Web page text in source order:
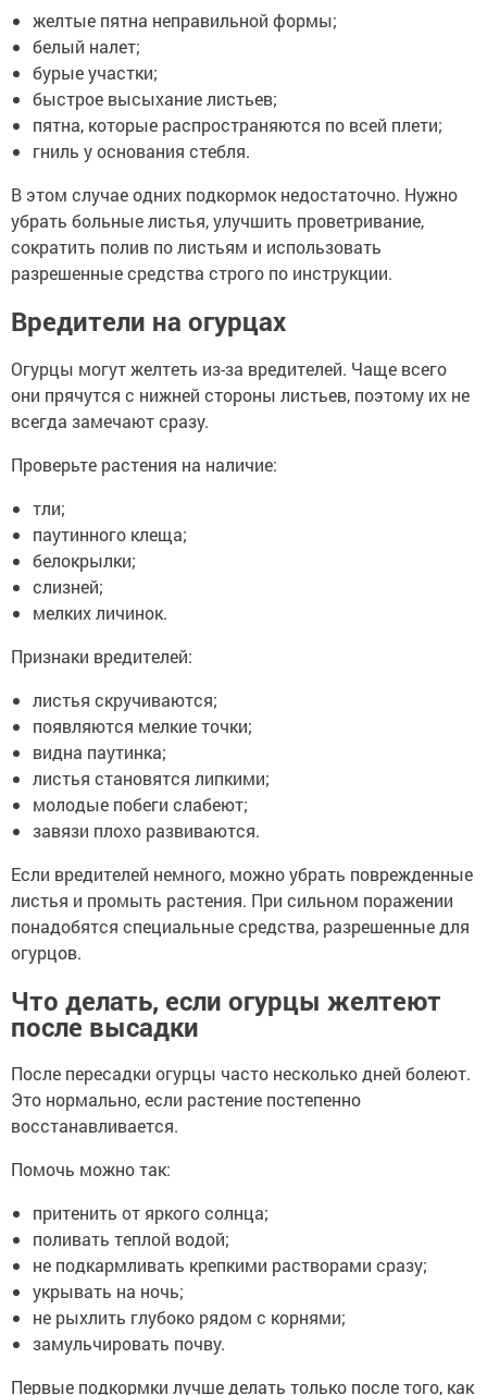
желтые пятна неправильной формы;
белый налет;
бурые участки;
быстрое высыхание листьев;
пятна, которые распространяются по всей плети;
гниль у основания стебля.
В этом случае одних подкормок недостаточно. Нужно
убрать больные листья, улучшить проветривание,
сократить полив по листьям и использовать
разрешенные средства строго по инструкции.
Вредители на огурцах
Огурцы могут желтеть из-за вредителей. Чаще всего
они прячутся с нижней стороны листьев, поэтому их не
всегда замечают сразу.
Проверьте растения на наличие:
тли;
паутинного клеща;
белокрылки;
слизней;
мелких личинок.
Признаки вредителей:
листья скручиваются;
появляются мелкие точки;
видна паутинка;
листья становятся липкими;
молодые побеги слабеют;
завязи плохо развиваются.
Если вредителей немного, можно убрать поврежденные
листья и промыть растения. При сильном поражении
понадобятся специальные средства, разрешенные для
огурцов.
Что делать, если огурцы желтеют
после высадки
После пересадки огурцы часто несколько дней болеют.
Это нормально, если растение постепенно
восстанавливается.
Помочь можно так:
притенить от яркого солнца;
поливать теплой водой;
не подкармливать крепкими растворами сразу;
укрывать на ночь;
не рыхлить глубоко рядом с корнями;
замульчировать почву.
Первые подкормки лучше делать только после того, как